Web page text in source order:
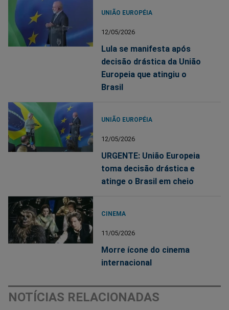
UNIÃO EUROPÉIA
12/05/2026
Lula se manifesta após
decisão drástica da União
Europeia que atingiu o
Brasil
UNIÃO EUROPÉIA
12/05/2026
URGENTE: União Europeia
toma decisão drástica e
atinge o Brasil em cheio
CINEMA
11/05/2026
Morre ícone do cinema
internacional
NOTÍCIAS RELACIONADAS